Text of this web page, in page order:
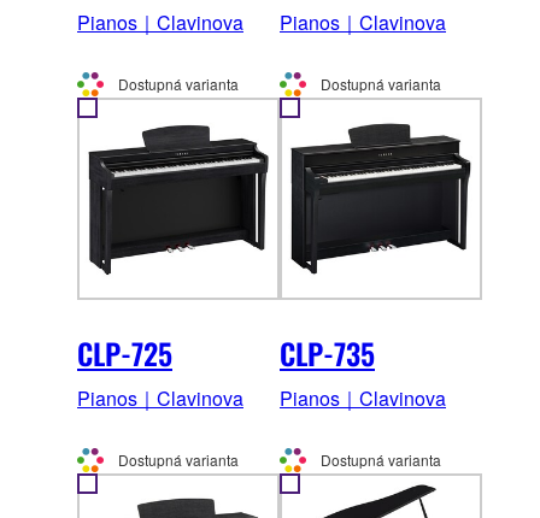
Pianos｜Clavinova
Dostupná varianta
Pianos｜Clavinova
Dostupná varianta
CLP-725
Pianos｜Clavinova
Dostupná varianta
CLP-735
Pianos｜Clavinova
Dostupná varianta